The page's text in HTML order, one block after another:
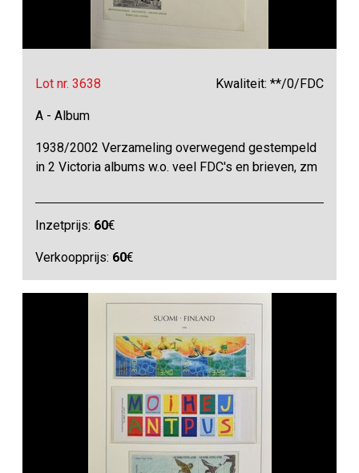
Lot nr. 3638 Kwaliteit: **/0/FDC
A - Album
1938/2002 Verzameling overwegend gestempeld
in 2 Victoria albums w.o. veel FDC's en brieven, zm
Inzetprijs: 60€
Verkoopprijs: 60€